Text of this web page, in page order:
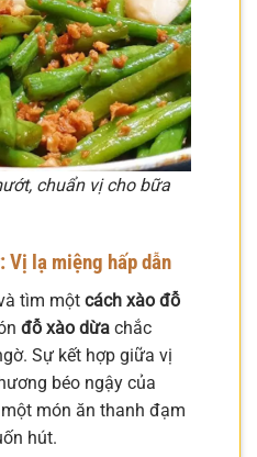
chuẩn vị cho bữa
Vị lạ miệng hấp dẫn
tìm một cách xào đỗ
đỗ xào dừa chắc
Sự kết hợp giữa vị
béo ngậy của
món ăn thanh đạm
hút.